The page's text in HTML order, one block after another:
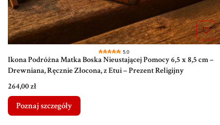
5.0
Ikona Podróżna Matka Boska Nieustającej Pomocy 6,5 x 8,5 cm –
Drewniana, Ręcznie Złocona, z Etui – Prezent Religijny
Cena
264,00 zł
Poznaj szczegóły